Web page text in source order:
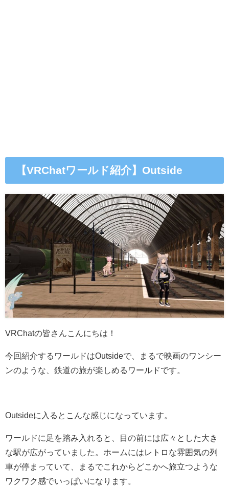
【VRChatワールド紹介】Outside
VRChatの皆さんこんにちは！
今回紹介するワールドはOutsideで、まるで映画のワンシー
ンのような、鉄道の旅が楽しめるワールドです。
Outsideに入るとこんな感じになっています。
ワールドに足を踏み入れると、目の前には広々とした大き
な駅が広がっていました。ホームにはレトロな雰囲気の列
車が停まっていて、まるでこれからどこかへ旅立つような
ワクワク感でいっぱいになります。